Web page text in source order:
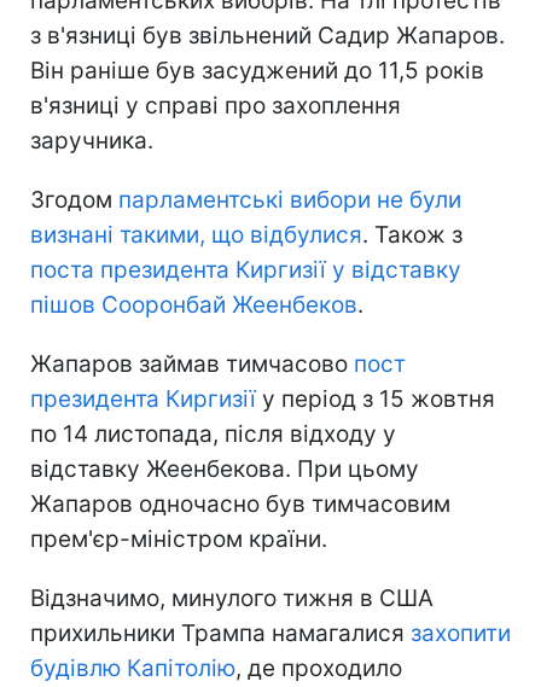
з в'язниці був звільнений Садир Жапаров.
Він раніше був засуджений до 11,5 років
в'язниці у справі про захоплення
заручника.
Згодом парламентські вибори не були
визнані такими, що відбулися. Також з
поста президента Киргизії у відставку
пішов Сооронбай Жеенбеков.
Жапаров займав тимчасово пост
президента Киргизіїу період з 15 жовтня
по 14 листопада, після відходу у
відставку Жеенбекова. При цьому
Жапаров одночасно був тимчасовим
прем'єр-міністром країни.
Відзначимо, минулого тижня в США
прихильники Трампа намагалися захопити
будівлю Капітолію, де проходило